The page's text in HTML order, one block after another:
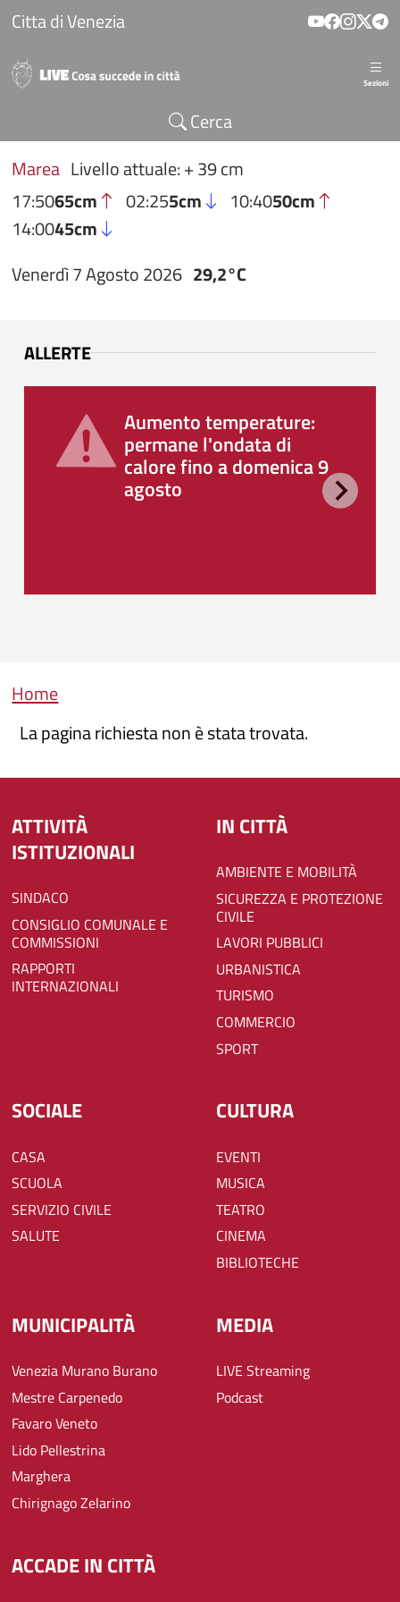
Salta al contenuto principale
Citta di Venezia
Sezioni
Cerca
Marea Livello attuale: + 39 cm
17:5065cm 02:255cm 10:4050cm
14:0045cm
Venerdì 7 Agosto 2026 29,2°C
ALLERTE
Aumento temperature:
permane l'ondata di
calore fino a domenica 9
agosto
Briciole di pane
Home
La pagina richiesta non è stata trovata.
ATTIVITÀ
ISTITUZIONALI
SINDACO
CONSIGLIO COMUNALE E
COMMISSIONI
RAPPORTI
INTERNAZIONALI
IN CITTÀ
AMBIENTE E MOBILITÀ
SICUREZZA E PROTEZIONE
CIVILE
LAVORI PUBBLICI
URBANISTICA
TURISMO
COMMERCIO
SPORT
SOCIALE
CASA
SCUOLA
SERVIZIO CIVILE
SALUTE
CULTURA
EVENTI
MUSICA
TEATRO
CINEMA
BIBLIOTECHE
MUNICIPALITÀ
Venezia Murano Burano
Mestre Carpenedo
Favaro Veneto
Lido Pellestrina
Marghera
Chirignago Zelarino
MEDIA
LIVE Streaming
Podcast
ACCADE IN CITTÀ